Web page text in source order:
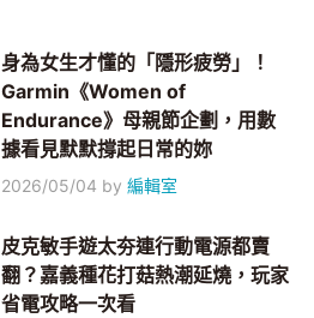
身為女生才懂的「隱形疲勞」！
Garmin《Women of
Endurance》母親節企劃，用數
據看見默默撐起日常的妳
2026/05/04 by編輯室
皮克敏手遊太夯連行動電源都賣
翻？嘉義種花打菇熱潮延燒，玩家
省電攻略一次看